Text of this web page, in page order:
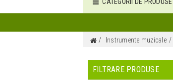
Instrumente muzicale
FILTRARE PRODUSE